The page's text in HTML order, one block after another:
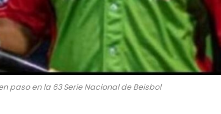
paso en la 63 Serie Nacional de Beisbol